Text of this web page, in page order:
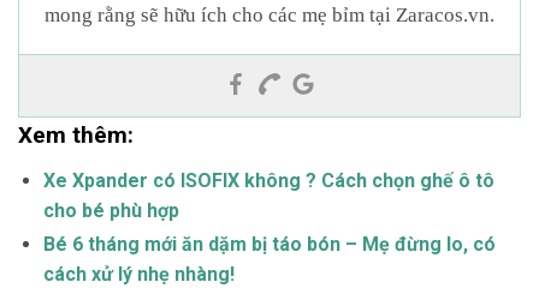
mong rằng sẽ hữu ích cho các mẹ bỉm tại Zaracos.vn.
Xem thêm:
Xe Xpander có ISOFIX không ? Cách chọn ghế ô tô
cho bé phù hợp
Bé 6 tháng mới ăn dặm bị táo bón – Mẹ đừng lo, có
cách xử lý nhẹ nhàng!